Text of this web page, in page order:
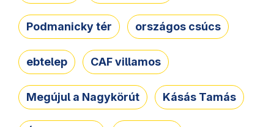
Podmanicky tér országos csúcs
ebtelep CAF villamos
Megújul a Nagykörút Kásás Tamás